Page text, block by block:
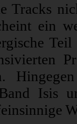
Tracks
ein
Isis